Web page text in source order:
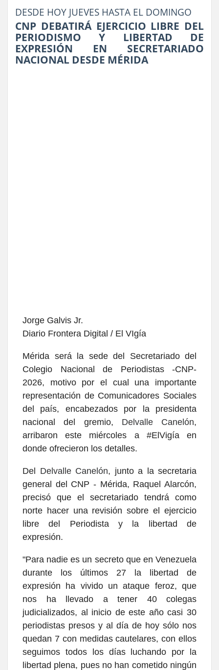
DESDE HOY JUEVES HASTA EL DOMINGO
CNP DEBATIRÁ EJERCICIO LIBRE DEL
PERIODISMO Y LIBERTAD DE
EXPRESIÓN EN SECRETARIADO
NACIONAL DESDE MÉRIDA
Jorge Galvis Jr.
Diario Frontera Digital / El VIgía
Mérida será la sede del Secretariado del
Colegio Nacional de Periodistas -CNP-
2026, motivo por el cual una importante
representación de Comunicadores Sociales
del país, encabezados por la presidenta
nacional del gremio, Delvalle Canelón,
arribaron este miércoles a #ElVigía en
donde ofrecieron los detalles.
Del Delvalle Canelón, junto a la secretaria
general del CNP - Mérida, Raquel Alarcón,
precisó que el secretariado tendrá como
norte hacer una revisión sobre el ejercicio
libre del Periodista y la libertad de
expresión.
"Para nadie es un secreto que en Venezuela
durante los últimos 27 la libertad de
expresión ha vivido un ataque feroz, que
nos ha llevado a tener 40 colegas
judicializados, al inicio de este año casi 30
periodistas presos y al día de hoy sólo nos
quedan 7 con medidas cautelares, con ellos
seguimos todos los días luchando por la
libertad plena, pues no han cometido ningún